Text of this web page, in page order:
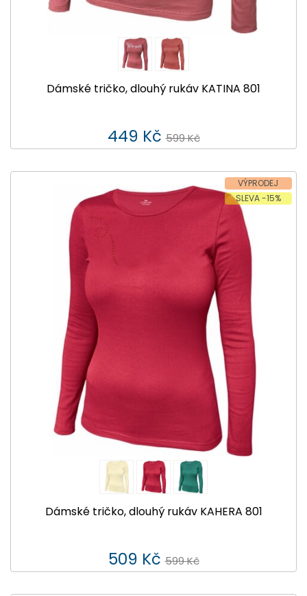
Dámské tričko, dlouhý rukáv KATINA 801
449 Kč 599 Kč
VÝPRODEJ
SLEVA -15%
Dámské tričko, dlouhý rukáv KAHERA 801
509 Kč 599 Kč